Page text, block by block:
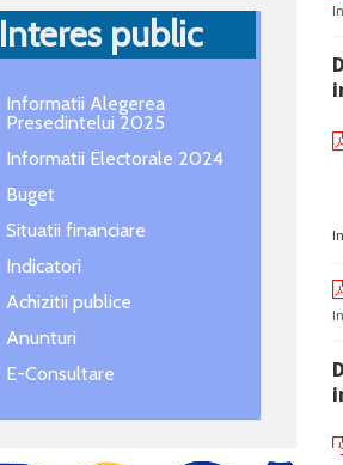
Interes public
Informatii Alegerea
Presedintelui 2025
Informatii Electorale 2024
Buget
Situatii financiare
Indicatori
Achizitii publice
Anunturi
E-Consultare